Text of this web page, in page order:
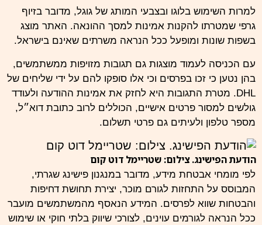
למרות השימוש בלוגו ובצבעי המותג של גוגל, מדובר בזיוף
גרפי שמטרתו להקנות אמינות למסך ההונאה. האתר מוצג
בשפות שונות ומופעל ככל הנראה משרתים שאינם בישראל.
עם הכניסה לעמוד מוצגות גם תגובות מזויפות ממשתמשים,
בהן נטען כי זכו בפרסים וכי אלו סופקו להם על ידי שליחים של
DHL. מטרת התגובות היא לחזק את אמינות ההודעה ולעודד
גולשים למסור פרטים אישיים, הכוללים לרוב כתובת דוא״ל,
מספר טלפון ולעיתים גם פרטי תשלום.
הודעת הפישינג. צילום: שטריימל דוט קום
לפי מומחי אבטחת מידע, מדובר במנגנון פישינג שגרתי,
המבוסס על התחזות לגורם מוכר, יצירת תחושת דחיפות
והבטחות שווא לפרסים. המידע הנאסף מהמשתמשים מועבר
ככל הנראה לגורמים עוינים, לצורכי שיווק בלתי חוקי או שימוש